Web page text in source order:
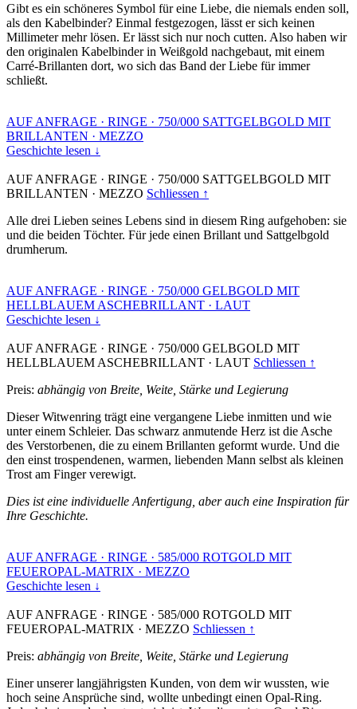
Gibt es ein schöneres Symbol für eine Liebe, die niemals enden soll,
als den Kabelbinder? Einmal festgezogen, lässt er sich keinen
Millimeter mehr lösen. Er lässt sich nur noch cutten. Also haben wir
den originalen Kabelbinder in Weißgold nachgebaut, mit einem
Carré-Brillanten dort, wo sich das Band der Liebe für immer
schließt.
AUF ANFRAGE · RINGE · 750/000 SATTGELBGOLD MIT
BRILLANTEN · MEZZO
Geschichte lesen ↓
AUF ANFRAGE · RINGE · 750/000 SATTGELBGOLD MIT
BRILLANTEN · MEZZO Schliessen ↑
Alle drei Lieben seines Lebens sind in diesem Ring aufgehoben: sie
und die beiden Töchter. Für jede einen Brillant und Sattgelbgold
drumherum.
AUF ANFRAGE · RINGE · 750/000 GELBGOLD MIT
HELLBLAUEM ASCHEBRILLANT · LAUT
Geschichte lesen ↓
AUF ANFRAGE · RINGE · 750/000 GELBGOLD MIT
HELLBLAUEM ASCHEBRILLANT · LAUT Schliessen ↑
Preis: abhängig von Breite, Weite, Stärke und Legierung
Dieser Witwenring trägt eine vergangene Liebe inmitten und wie
unter einem Schleier. Das schwarz anmutende Herz ist die Asche
des Verstorbenen, die zu einem Brillanten geformt wurde. Und die
den einst trospendenen, warmen, liebenden Mann selbst als kleinen
Trost am Finger verewigt.
Dies ist eine individuelle Anfertigung, aber auch eine Inspiration für
Ihre Geschichte.
AUF ANFRAGE · RINGE · 585/000 ROTGOLD MIT
FEUEROPAL-MATRIX · MEZZO
Geschichte lesen ↓
AUF ANFRAGE · RINGE · 585/000 ROTGOLD MIT
FEUEROPAL-MATRIX · MEZZO Schliessen ↑
Preis: abhängig von Breite, Weite, Stärke und Legierung
Einer unserer langjährigsten Kunden, von dem wir wussten, wie
hoch seine Ansprüche sind, wollte unbedingt einen Opal-Ring.